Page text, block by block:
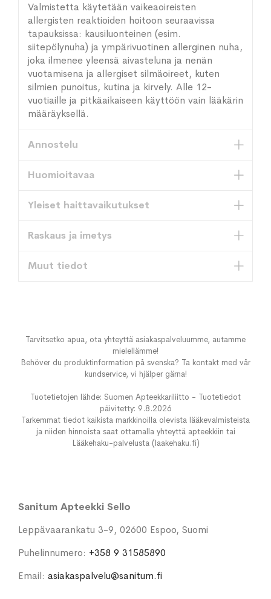
Valmistetta käytetään vaikeaoireisten
allergisten reaktioiden hoitoon seuraavissa
tapauksissa: kausiluonteinen (esim.
siitepölynuha) ja ympärivuotinen allerginen nuha,
joka ilmenee yleensä aivasteluna ja nenän
vuotamisena ja allergiset silmäoireet, kuten
silmien punoitus, kutina ja kirvely. Alle 12-
vuotiaille ja pitkäaikaiseen käyttöön vain lääkärin
määräyksellä.
Annostelu
Huomioitavaa
Yleiset haittavaikutukset
Raskaus ja imetys
Muut tiedot
Tarvitsetko apua, ota yhteyttä asiakaspalveluumme, autamme
mielellämme!
Behöver du produktinformation på svenska? Ta kontakt med vår
kundservice, vi hjälper gärna!
Tuotetietojen lähde: Suomen Apteekkariliitto - Tuotetiedot
päivitetty: 9.8.2026
Tarkemmat tiedot kaikista markkinoilla olevista lääkevalmisteista
ja niiden hinnoista saat ottamalla yhteyttä apteekkiin tai
Lääkehaku-palvelusta (laakehaku.fi)
Sanitum Apteekki Sello
Leppävaarankatu 3-9, 02600 Espoo, Suomi
Puhelinnumero: +358 9 31585890
Email: asiakaspalvelu@sanitum.fi